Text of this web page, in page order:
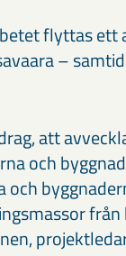
flyttas ett
–
att
och